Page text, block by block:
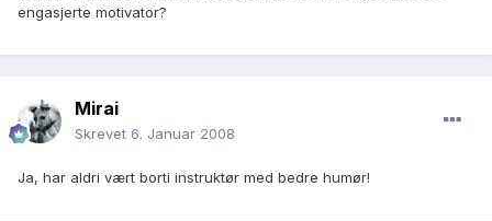
engasjerte motivator?
Mirai
Skrevet 6. Januar 2008
Ja, har aldri vært borti instruktør med bedre humør!